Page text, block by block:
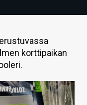
korttipaikan